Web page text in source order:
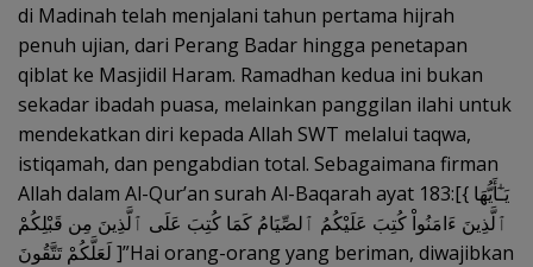
di Madinah telah menjalani tahun pertama hijrah
penuh ujian, dari Perang Badar hingga penetapan
qiblat ke Masjidil Haram. Ramadhan kedua ini bukan
sekadar ibadah puasa, melainkan panggilan ilahi untuk
mendekatkan diri kepada Allah SWT melalui taqwa,
istiqamah, dan pengabdian total. Sebagaimana firman
Allah dalam Al-Qur’an surah Al-Baqarah ayat 183:[{ يَـٰٓأَيُّهَا
ٱلَّذِينَ ءَامَنُواْ كُتِبَ عَلَيْكُمُ ٱلصِّيَامُ كَمَا كُتِبَ عَلَى ٱلَّذِينَ مِن قَبْلِكُمْ
لَعَلَّكُمْ تَتَّقُونَ ]”Hai orang-orang yang beriman, diwajibkan